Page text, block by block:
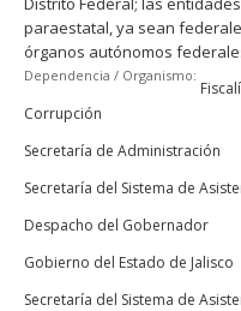
paraestatal, ya sean
órganos autónomos
Dependencia / Organismo:
Corrupción
Secretaría de Administración
Secretaría del Sistema de
Despacho del Gobernador
Gobierno del Estado de Jalisco
Secretaría del Sistema de